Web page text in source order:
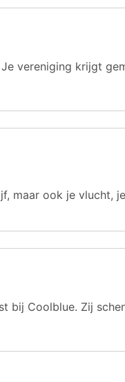
vereniging krijgt
maar ook je vlucht,
bij Coolblue. Zij